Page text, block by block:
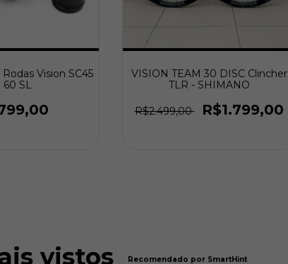
Vision SC45
60 SL
VISION TEAM 30 DISC Clincher
TLR - SHIMANO
R$2.499,00 R$1.799,00
vistos Recomendado por SmartHint